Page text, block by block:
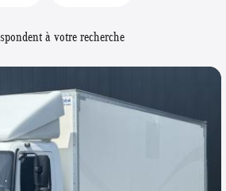
à votre recherche